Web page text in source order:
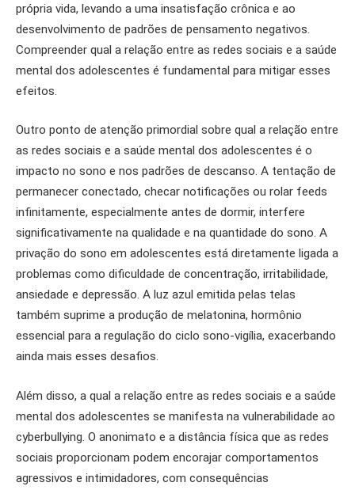
própria vida, levando a uma insatisfação crônica e ao
desenvolvimento de padrões de pensamento negativos.
Compreender qual a relação entre as redes sociais e a saúde
mental dos adolescentes é fundamental para mitigar esses
efeitos.
Outro ponto de atenção primordial sobre qual a relação entre
as redes sociais e a saúde mental dos adolescentes é o
impacto no sono e nos padrões de descanso. A tentação de
permanecer conectado, checar notificações ou rolar feeds
infinitamente, especialmente antes de dormir, interfere
significativamente na qualidade e na quantidade do sono. A
privação do sono em adolescentes está diretamente ligada a
problemas como dificuldade de concentração, irritabilidade,
ansiedade e depressão. A luz azul emitida pelas telas
também suprime a produção de melatonina, hormônio
essencial para a regulação do ciclo sono-vigília, exacerbando
ainda mais esses desafios.
Além disso, a qual a relação entre as redes sociais e a saúde
mental dos adolescentes se manifesta na vulnerabilidade ao
cyberbullying. O anonimato e a distância física que as redes
sociais proporcionam podem encorajar comportamentos
agressivos e intimidadores, com consequências